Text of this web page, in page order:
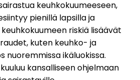
keuhkokuumeeseen,
pienillä lapsilla ja
riskiä lisäävät
kuten keuhko- ja
nuoremmissa ikäluokissa.
kansalliseen ohjelmaan